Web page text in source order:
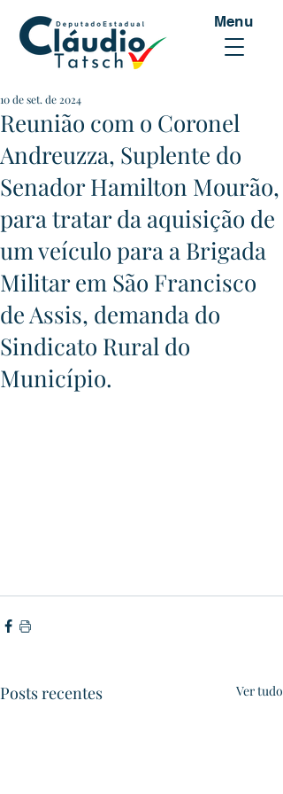
Menu
Reunião com o Coronel
Andreuzza, Suplente do
Senador Hamilton Mourão,
para tratar da aquisição de
um veículo para a Brigada
Militar em São Francisco
de Assis, demanda do
Sindicato Rural do
Município.
10 de set. de 2024
Posts recentes Ver tudo